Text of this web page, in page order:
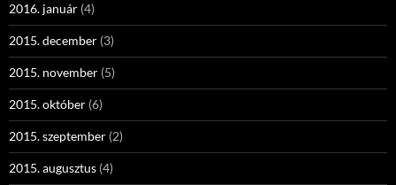
2016. január (4)
2015. december (3)
2015. november (5)
2015. október (6)
2015. szeptember (2)
2015. augusztus (4)